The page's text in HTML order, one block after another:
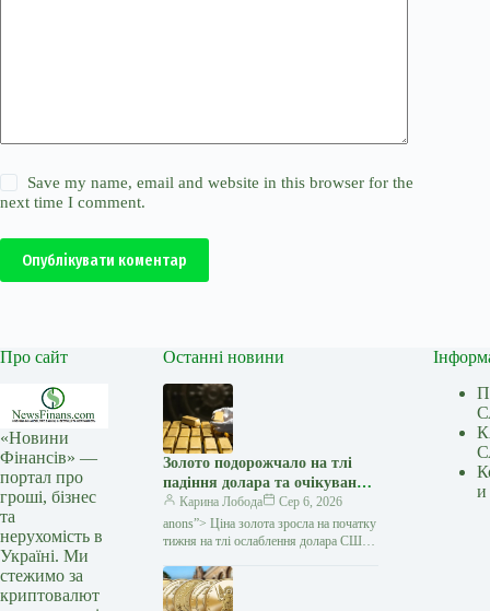
Save my name, email and website in this browser for the
next time I comment.
Опублікувати коментар
Про сайт
«Новини
Фінансів» —
портал про
гроші, бізнес
та
нерухомість в
Україні. Ми
стежимо за
криптовалют
Останні новини
Золото подорожчало на тлі
падіння долара та очікувань
переговорів США з Іраном —
Мінфін
Карина Лобода
Сер 6, 2026
anons”> Ціна золота зросла на початку
тижня на тлі ослаблення долара США
витка інфляції. Як повідомляє Reuters,
ринок…
и